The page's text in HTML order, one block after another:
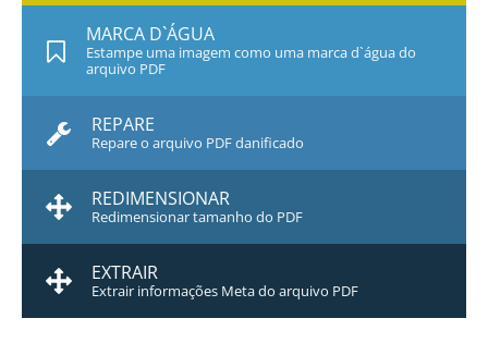
MARCA D`ÁGUA
Estampe uma imagem como uma marca d`água do
arquivo PDF
REPARE
Repare o arquivo PDF danificado
REDIMENSIONAR
Redimensionar tamanho do PDF
EXTRAIR
Extrair informações Meta do arquivo PDF